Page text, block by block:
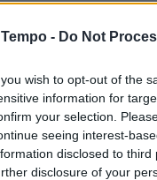
Tempo - Do Not
wish to opt-out of the
information for
your selection.
seeing interest-
disclosed to
disclosure of your
e
lo